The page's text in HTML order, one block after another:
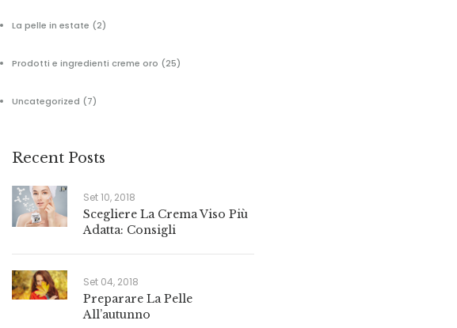
La pelle in estate (2)
Prodotti e ingredienti creme oro (25)
Uncategorized (7)
Recent Posts
Set 10, 2018
Scegliere La Crema Viso Più
Adatta: Consigli
Set 04, 2018
Preparare La Pelle
All’autunno